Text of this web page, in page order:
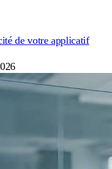
de votre applicatif